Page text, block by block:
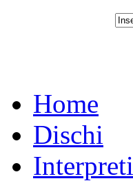
Home
Dischi
Interpreti